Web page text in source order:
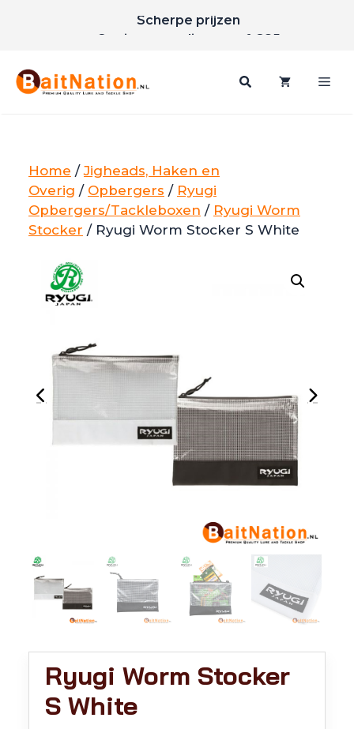
inhoud
Gratis verzending vanaf €85
Home /Jigheads, Haken en
Overig / Opbergers / Ryugi
Opbergers/Tackleboxen / Ryugi Worm
Stocker / Ryugi Worm Stocker S White
Ryugi Worm Stocker
S White